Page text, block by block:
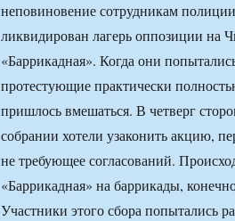
неповиновение сотрудникам
ликвидирован лагерь оппозиции на
«Баррикадная». Когда они
протестующие практически
пришлось вмешаться. В четверг
собрании хотели узаконить акцию,
не требующее согласований.
«Баррикадная» на баррикады,
Участники этого сбора попытались